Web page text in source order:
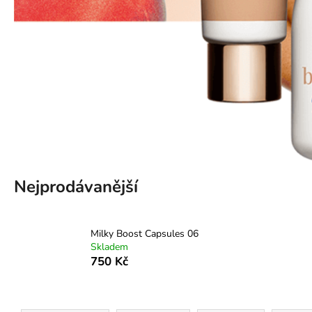
Nejprodávanější
Milky Boost Capsules 06
Skladem
750 Kč